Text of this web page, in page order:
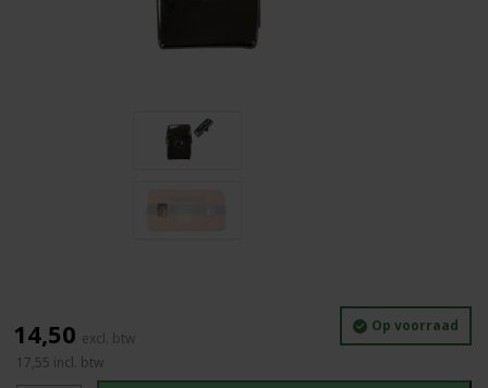
Op voorraad
17,55 incl. btw
14,50